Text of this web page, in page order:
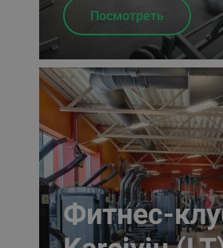
Посмотреть
Фитнес-